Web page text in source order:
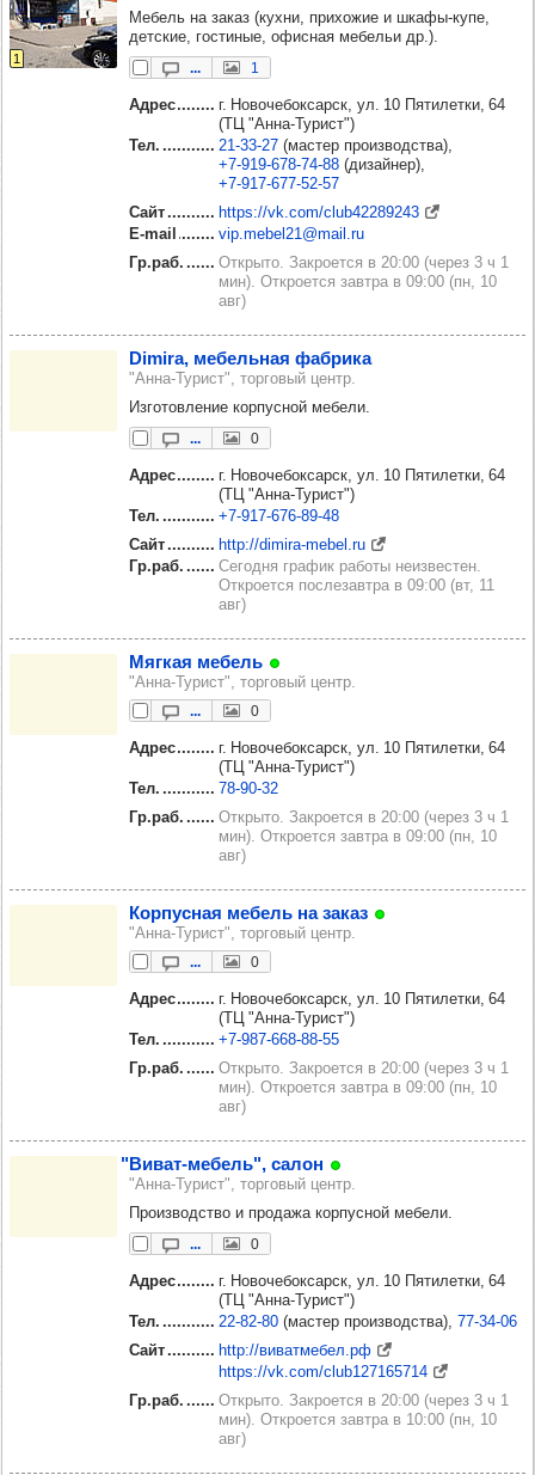
1
Мебель на заказ (кухни, прихожие и шкафы-купе,
детские, гостиные, офисная мебельи др.).
... 1
Адрес
г. Новочебоксарск, ул. 10 Пятилетки, 64
(ТЦ "Анна-Турист")
Тел.
21‑33‑27 (мастер производства)
+7‑919‑678‑74‑88 (дизайнер)
+7‑917‑677‑52‑57
Сайт
https://vk.com/club42289243
E-mail
vip.mebel21@mail.ru
Гр.раб.
Открыто. Закроется в 20:00 (через 3 ч 1
мин). Откроется завтра в 09:00 (пн, 10
авг)
Dimira, мебель­ная фаб­рика
"Анна-Турист", торговый центр.
Изготовление корпусной мебели.
... 0
Адрес
г. Новочебоксарск, ул. 10 Пятилетки, 64
(ТЦ "Анна-Турист")
Тел.
+7‑917‑676‑89‑48
Сайт
http://dimira-mebel.ru
Гр.раб.
Сегодня график работы неизвестен.
Откроется послезавтра в 09:00 (вт, 11
авг)
Мяг­кая мебель
"Анна-Турист", торговый центр.
... 0
Адрес
г. Новочебоксарск, ул. 10 Пятилетки, 64
(ТЦ "Анна-Турист")
Тел.
78‑90‑32
Гр.раб.
Открыто. Закроется в 20:00 (через 3 ч 1
мин). Откроется завтра в 09:00 (пн, 10
авг)
Кор­пус­ная мебель на заказ
"Анна-Турист", торговый центр.
... 0
Адрес
г. Новочебоксарск, ул. 10 Пятилетки, 64
(ТЦ "Анна-Турист")
Тел.
+7‑987‑668‑88‑55
Гр.раб.
Открыто. Закроется в 20:00 (через 3 ч 1
мин). Откроется завтра в 09:00 (пн, 10
авг)
"Виват-мебель", салон
"Анна-Турист", торговый центр.
Производство и продажа корпусной мебели.
... 0
Адрес
г. Новочебоксарск, ул. 10 Пятилетки, 64
(ТЦ "Анна-Турист")
Тел.
22‑82‑80 (мастер производства) 77‑34‑06
Сайт
http://виватмебел.рф
https://vk.com/club127165714
Гр.раб.
Открыто. Закроется в 20:00 (через 3 ч 1
мин). Откроется завтра в 10:00 (пн, 10
авг)